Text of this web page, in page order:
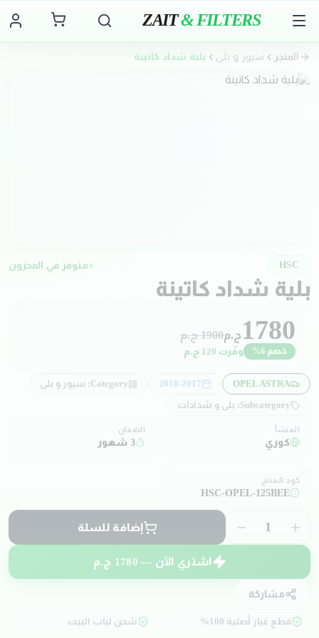
ZAIT& FILTERS
المتجر سيور و بلي بلية شداد كاتينة
HSC متوفر في المخزون
بلية شداد كاتينة
1780 ج.م1900ج.م
خصم 6
% وفّرت 120 ج.م
OPEL ASTRA
2010-2017
Category: سيور و بلي
Subcategory: بلي و شدادات
المنشأ
كوري
الضمان
3 شهور
كود المنتج
HSC-OPEL-125BEE
1 إضافة للسلة
اشتري الآن — 1780 ج.م
مشاركة
قطع غيار أصلية 100% شحن لباب البيت